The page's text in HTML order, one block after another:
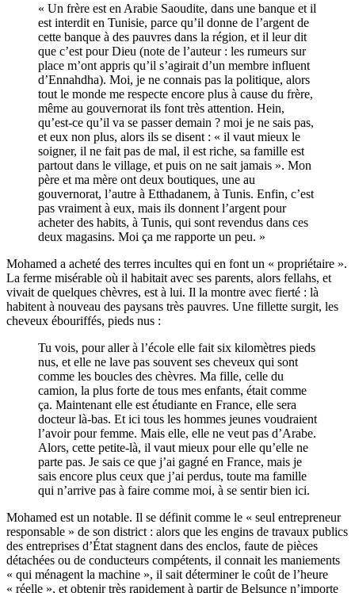
« Un frère est en Arabie Saoudite, dans une banque et il
est interdit en Tunisie, parce qu’il donne de l’argent de
cette banque à des pauvres dans la région, et il leur dit
que c’est pour Dieu (note de l’auteur : les rumeurs sur
place m’ont appris qu’il s’agirait d’un membre influent
d’Ennahdha). Moi, je ne connais pas la politique, alors
tout le monde me respecte encore plus à cause du frère,
même au gouvernorat ils font très attention. Hein,
qu’est-ce qu’il va se passer demain ? moi je ne sais pas,
et eux non plus, alors ils se disent : « il vaut mieux le
soigner, il ne fait pas de mal, il est riche, sa famille est
partout dans le village, et puis on ne sait jamais ». Mon
père et ma mère ont deux boutiques, une au
gouvernorat, l’autre à Etthadanem, à Tunis. Enfin, c’est
pas vraiment à eux, mais ils donnent l’argent pour
acheter des habits, à Tunis, qui sont revendus dans ces
deux magasins. Moi ça me rapporte un peu. »
Mohamed a acheté des terres incultes qui en font un « propriétaire ».
La ferme misérable où il habitait avec ses parents, alors fellahs, et
vivait de quelques chèvres, est à lui. Il la montre avec fierté : là
habitent à nouveau des paysans très pauvres. Une fillette surgit, les
cheveux ébouriffés, pieds nus :
Tu vois, pour aller à l’école elle fait six kilomètres pieds
nus, et elle ne lave pas souvent ses cheveux qui sont
comme les boucles des chèvres. Ma fille, celle du
camion, la plus forte de tous mes enfants, était comme
ça. Maintenant elle est étudiante en France, elle sera
docteur là-bas. Et ici tous les hommes jeunes voudraient
l’avoir pour femme. Mais elle, elle ne veut pas d’Arabe.
Alors, cette petite-là, il vaut mieux pour elle qu’elle ne
parte pas. Je sais ce que j’ai gagné en France, mais je
sais encore plus ceux que j’ai perdus, toute ma famille
qui n’arrive pas à faire comme moi, à se sentir bien ici.
Mohamed est un notable. Il se définit comme le « seul entrepreneur
responsable » de son district : alors que les engins de travaux publics
des entreprises d’État stagnent dans des enclos, faute de pièces
détachées ou de conducteurs compétents, il connait les maniements
« qui ménagent la machine », il sait déterminer le coût de l’heure
« réelle », et obtenir très rapidement à partir de Belsunce n’importe